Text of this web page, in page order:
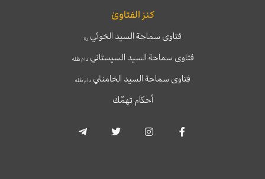
كنز الفتاوىٰ
فتاوى سماحة السيد الخوئيره
فتاوى سماحة السيد السيستانيدام ظله
فتاوى سماحة السيد الخامنئي دام ظله
أحكام تهمّك
c
s
i
l